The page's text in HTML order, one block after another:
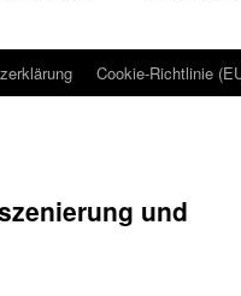
Cookie-Richtlinie
und